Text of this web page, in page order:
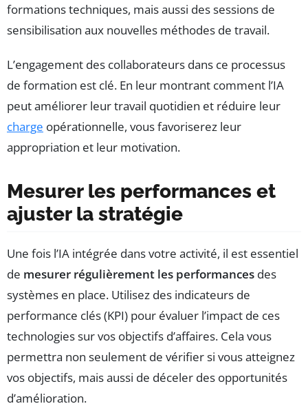
formations techniques, mais aussi des sessions de
sensibilisation aux nouvelles méthodes de travail.
L’engagement des collaborateurs dans ce processus
de formation est clé. En leur montrant comment l’IA
peut améliorer leur travail quotidien et réduire leur
charge opérationnelle, vous favoriserez leur
appropriation et leur motivation.
Mesurer les performances et
ajuster la stratégie
Une fois l’IA intégrée dans votre activité, il est essentiel
de mesurer régulièrement les performances des
systèmes en place. Utilisez des indicateurs de
performance clés (KPI) pour évaluer l’impact de ces
technologies sur vos objectifs d’affaires. Cela vous
permettra non seulement de vérifier si vous atteignez
vos objectifs, mais aussi de déceler des opportunités
d’amélioration.